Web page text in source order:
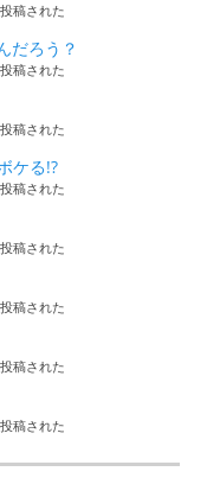
稿された
だろう？
稿された
稿された
ケる!?
稿された
稿された
稿された
稿された
稿された